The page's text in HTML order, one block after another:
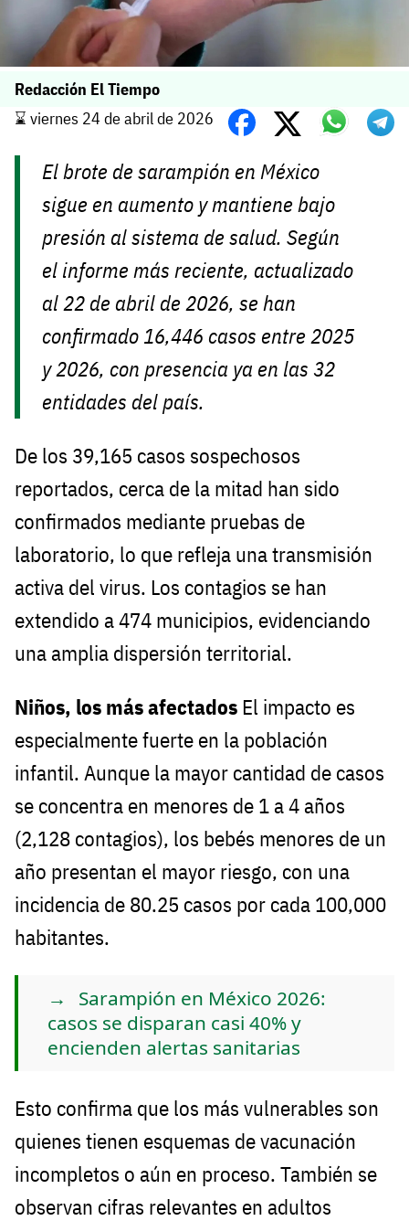
Redacción El Tiempo
⌛️ viernes 24 de abril de 2026
El brote de sarampión en México
sigue en aumento y mantiene bajo
presión al sistema de salud. Según
el informe más reciente, actualizado
al 22 de abril de 2026, se han
confirmado 16,446 casos entre 2025
y 2026, con presencia ya en las 32
entidades del país.
De los 39,165 casos sospechosos
reportados, cerca de la mitad han sido
confirmados mediante pruebas de
laboratorio, lo que refleja una transmisión
activa del virus. Los contagios se han
extendido a 474 municipios, evidenciando
una amplia dispersión territorial.
Niños, los más afectados El impacto es
especialmente fuerte en la población
infantil. Aunque la mayor cantidad de casos
se concentra en menores de 1 a 4 años
(2,128 contagios), los bebés menores de un
año presentan el mayor riesgo, con una
incidencia de 80.25 casos por cada 100,000
habitantes.
Sarampión en México 2026:
casos se disparan casi 40% y
encienden alertas sanitarias
Esto confirma que los más vulnerables son
quienes tienen esquemas de vacunación
incompletos o aún en proceso. También se
observan cifras relevantes en adultos